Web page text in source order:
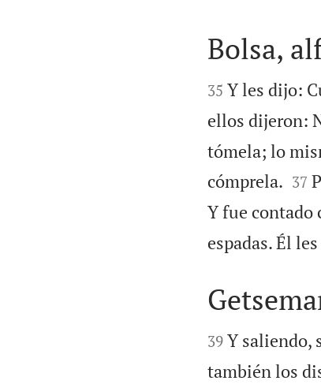

Bolsa,

35 Y les dijo:
ellos dijeron:
tómela; lo
cómprela.
37
Y fue contado
espadas. Él


39 Y saliendo,
también los